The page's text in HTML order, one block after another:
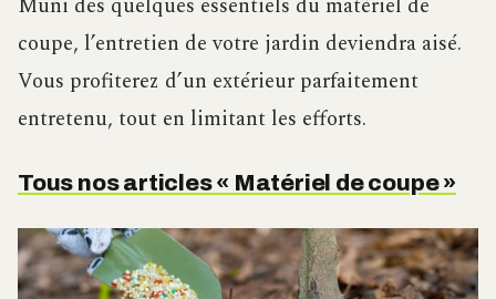
coupe, l’entretien de votre jardin deviendra aisé.
Vous profiterez d’un extérieur parfaitement
entretenu, tout en limitant les efforts.
Tous nos articles « Matériel de coupe »